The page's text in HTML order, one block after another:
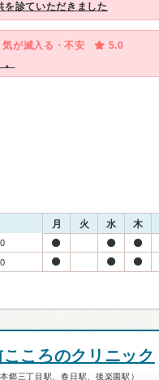
を診ていただきました
気が滅入る・不安
5.0
月 火 水 木
ころのクリニック
郷三丁目駅、春日駅、後楽園駅）